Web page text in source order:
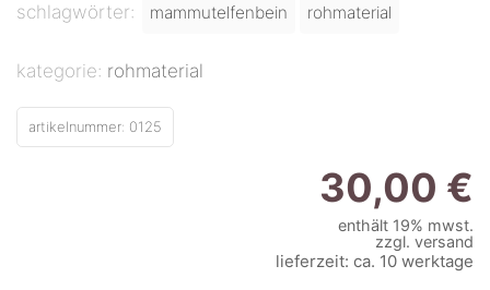
schlagwörter: mammutelfenbein rohmaterial
kategorie: rohmaterial
artikelnummer: 0125
30,00 €
enthält 19% mwst.
zzgl. versand
lieferzeit: ca. 10 werktage